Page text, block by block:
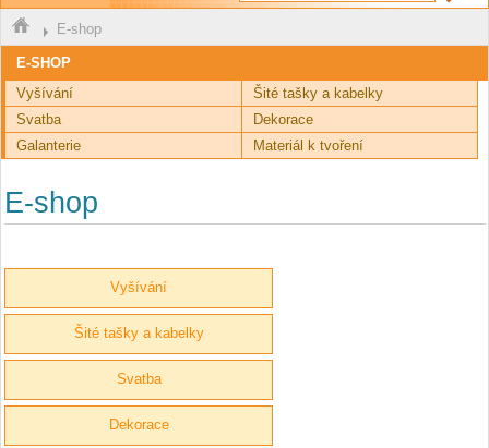
E-shop
E-SHOP
Vyšívání
Šité tašky a kabelky
Svatba
Dekorace
Galanterie
Materiál k tvoření
E-shop
Vyšívání
Šité tašky a kabelky
Svatba
Dekorace